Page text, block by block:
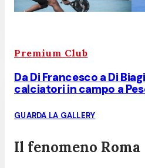
Premium Club
Da Di Francesco a Di
calciatori in campo a
GUARDA LA GALLERY
Il fenomeno Roma